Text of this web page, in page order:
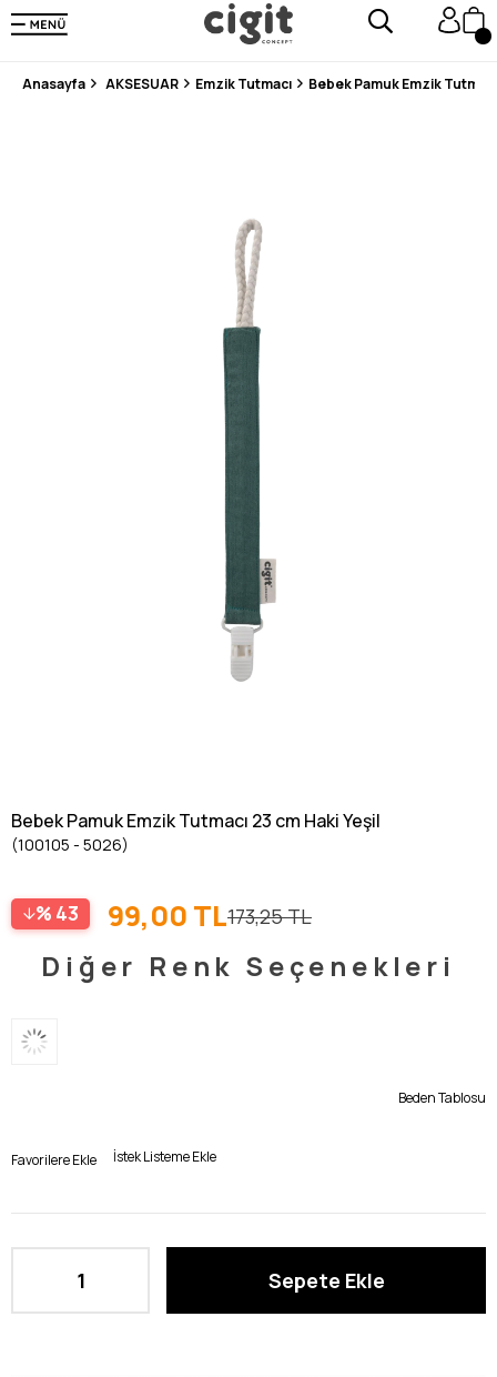
250.000'DEN FAZLA DEĞERLENDİRMEDE 5 ÜZERİNDEN 4.8 PUAN ALDI ⭐⭐⭐⭐⭐
3 MİLYONDAN FAZLA MUTLU MÜŞTERİ ❤️ 10 MİLYON ÜRÜN
Anasayfa AKSESUAR Emzik Tutmacı Bebek Pamuk Emzik
Bebek Pamuk Emzik Tutmacı 23 cm Haki Yeşil
(100105 - 5026)
43 173,25 TL
99,00 TL
Diğer Renk Seçenekleri
Beden Tablosu
Favorilere Ekle İstek Listeme Ekle